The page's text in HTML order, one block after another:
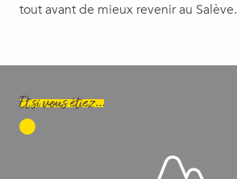
tout avant de mieux revenir au Salève.
Et si vous étiez...